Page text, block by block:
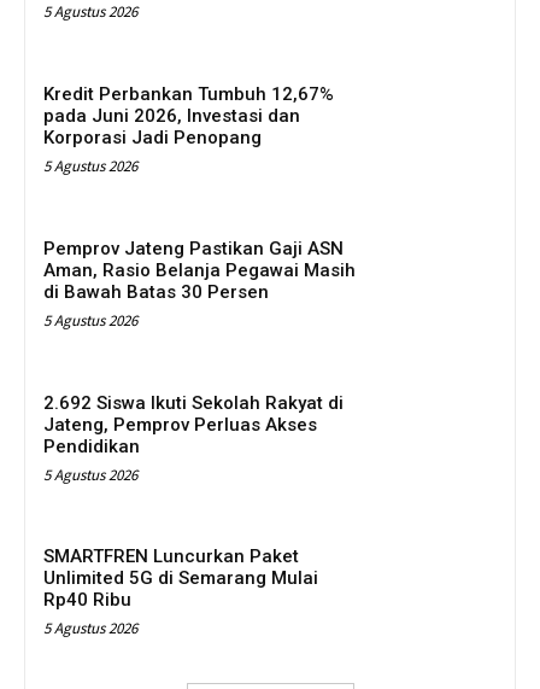
5 Agustus 2026
Kredit Perbankan Tumbuh 12,67%
pada Juni 2026, Investasi dan
Korporasi Jadi Penopang
5 Agustus 2026
Pemprov Jateng Pastikan Gaji ASN
Aman, Rasio Belanja Pegawai Masih
di Bawah Batas 30 Persen
5 Agustus 2026
2.692 Siswa Ikuti Sekolah Rakyat di
Jateng, Pemprov Perluas Akses
Pendidikan
5 Agustus 2026
SMARTFREN Luncurkan Paket
Unlimited 5G di Semarang Mulai
Rp40 Ribu
5 Agustus 2026